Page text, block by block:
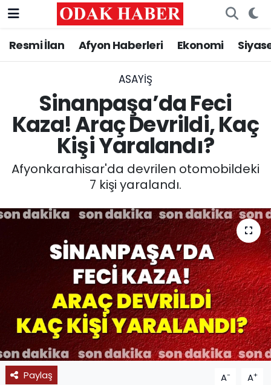
Resmi İlan Afyon Haberleri Ekonomi
ASAYİŞ
Sinanpaşa’da Feci
Kaza! Araç Devrildi, Kaç
Kişi Yaralandı?
Afyonkarahisar'da devrilen otomobildeki
7 kişi yaralandı.
Paylaş A- A+
AFYONKARAHİSAR HABERLERİ
ASAYİŞ
GÜNCEL
SİYASET
SAĞLIK
SPOR
11:11 MANŞET
Nöbetçi Eczaneler
Trafik Durumu
Süper Lig Puan Durumu ve Fikstür
Tüm Manşetler
Haber Arşivi